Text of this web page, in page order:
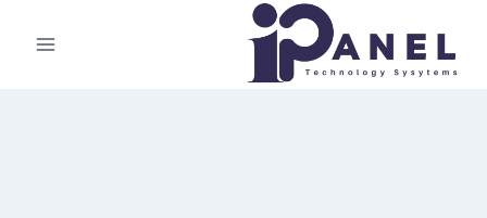
المحتوى